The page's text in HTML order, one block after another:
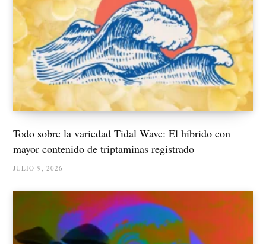
Todo sobre la variedad Tidal Wave: El híbrido con
mayor contenido de triptaminas registrado
JULIO 9, 2026